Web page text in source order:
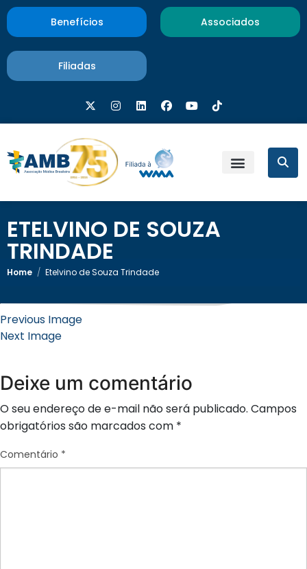
Benefícios Associados
Filiadas
ETELVINO DE SOUZA
TRINDADE
Home / Etelvino de Souza Trindade
Previous Image
Next Image
Deixe um comentário
O seu endereço de e-mail não será publicado. Campos
obrigatórios são marcados com *
Comentário *